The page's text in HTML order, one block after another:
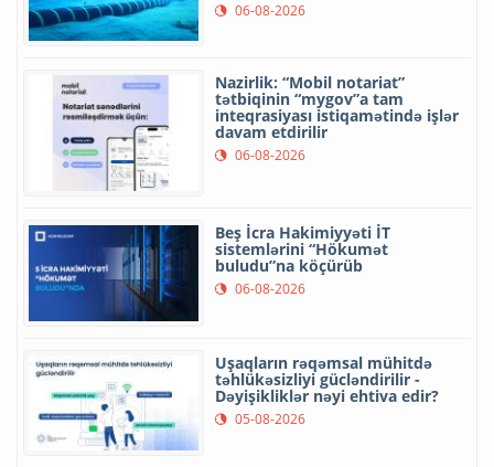
06-08-2026
Nazirlik: “Mobil notariat”
tətbiqinin “mygov”a tam
inteqrasiyası istiqamətində işlər
davam etdirilir
06-08-2026
Beş İcra Hakimiyyəti İT
sistemlərini “Hökumət
buludu”na köçürüb
06-08-2026
Uşaqların rəqəmsal mühitdə
təhlükəsizliyi gücləndirilir -
Dəyişikliklər nəyi ehtiva edir?
05-08-2026